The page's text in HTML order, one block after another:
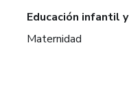
Educación infantil
Maternidad